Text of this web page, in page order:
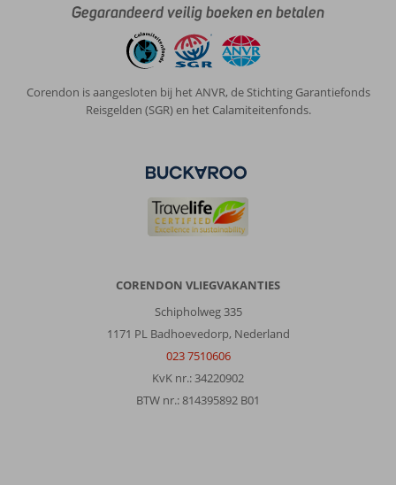
Gegarandeerd veilig boeken en betalen
Corendon is aangesloten bij het ANVR, de Stichting Garantiefonds
Reisgelden (SGR) en het Calamiteitenfonds.
CORENDON VLIEGVAKANTIES
Schipholweg 335
1171 PL Badhoevedorp, Nederland
023 7510606
KvK nr.: 34220902
BTW nr.: 814395892 B01